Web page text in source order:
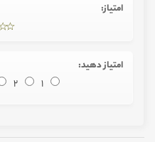
امتیاز:
امتیاز دهید:
1
2